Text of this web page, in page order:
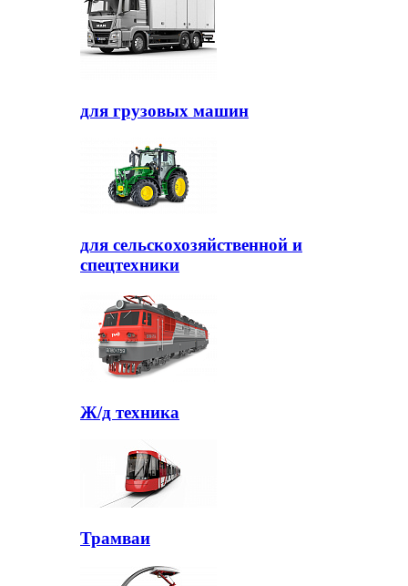
для грузовых машин
для сельскохозяйственной и
спецтехники
Ж/д техника
Трамваи